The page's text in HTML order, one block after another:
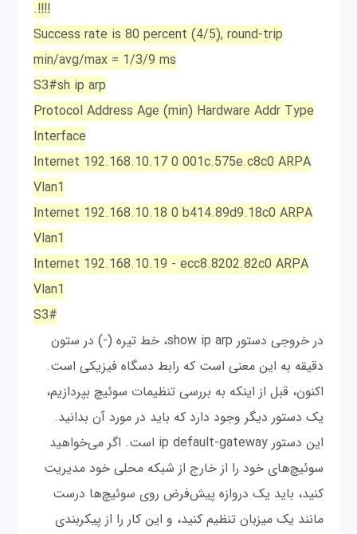
.!!!!
Success rate is 80 percent (4/5), round-trip
min/avg/max = 1/3/9 ms
S3#sh ip arp
Protocol Address Age (min) Hardware Addr Type
Interface
Internet 192.168.10.17 0 001c.575e.c8c0 ARPA
Vlan1
Internet 192.168.10.18 0 b414.89d9.18c0 ARPA
Vlan1
Internet 192.168.10.19 - ecc8.8202.82c0 ARPA
Vlan1
S3#
در خروجی دستور show ip arp، خط تیره (-) در ستون
دقیقه به این معنی است که رابط دسگاه فیزیکی است.
اکنون، قبل از اینکه به بررسی تنظیمات سوئیچ بپردازیم،
یک دستور دیگر وجود دارد که باید در مورد آن بدانید.
این دستور ip default-gateway است. اگر می‌خواهید
سوئیچ‌های خود را از خارج از شبکه محلی خود مدیریت
کنید، باید یک دروازه پیش‌فرض روی سوئیچ‌ها درست
مانند یک میزبان تنظیم کنید، و این کار را از پیکربندی